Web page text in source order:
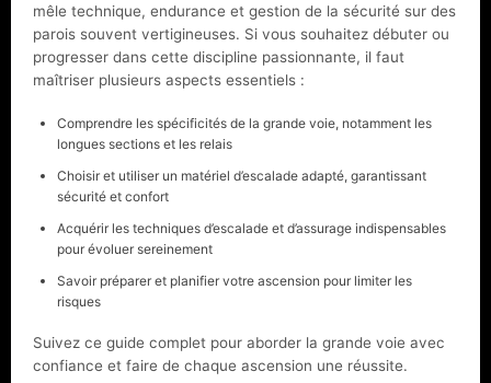
mêle technique, endurance et gestion de la sécurité sur des
parois souvent vertigineuses. Si vous souhaitez débuter ou
progresser dans cette discipline passionnante, il faut
maîtriser plusieurs aspects essentiels :
Comprendre les spécificités de la grande voie, notamment les
longues sections et les relais
Choisir et utiliser un matériel d’escalade adapté, garantissant
sécurité et confort
Acquérir les techniques d’escalade et d’assurage indispensables
pour évoluer sereinement
Savoir préparer et planifier votre ascension pour limiter les
risques
Suivez ce guide complet pour aborder la grande voie avec
confiance et faire de chaque ascension une réussite.